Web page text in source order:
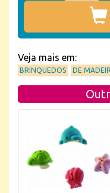
Veja mais em:
BRINQUEDOS DE